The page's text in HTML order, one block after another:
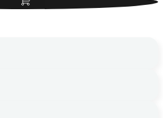
Max 256Gb Gold, золотой